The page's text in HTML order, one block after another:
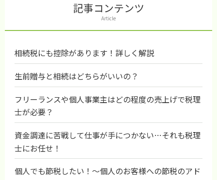
記事コンテンツ
Article
相続税にも控除があります！詳しく解説
生前贈与と相続はどちらがいいの？
フリーランスや個人事業主はどの程度の売上げで税理
士が必要？
資金調達に苦戦して仕事が手につかない…それも税理
士にお任せ！
個人でも節税したい！～個人のお客様への節税のアド